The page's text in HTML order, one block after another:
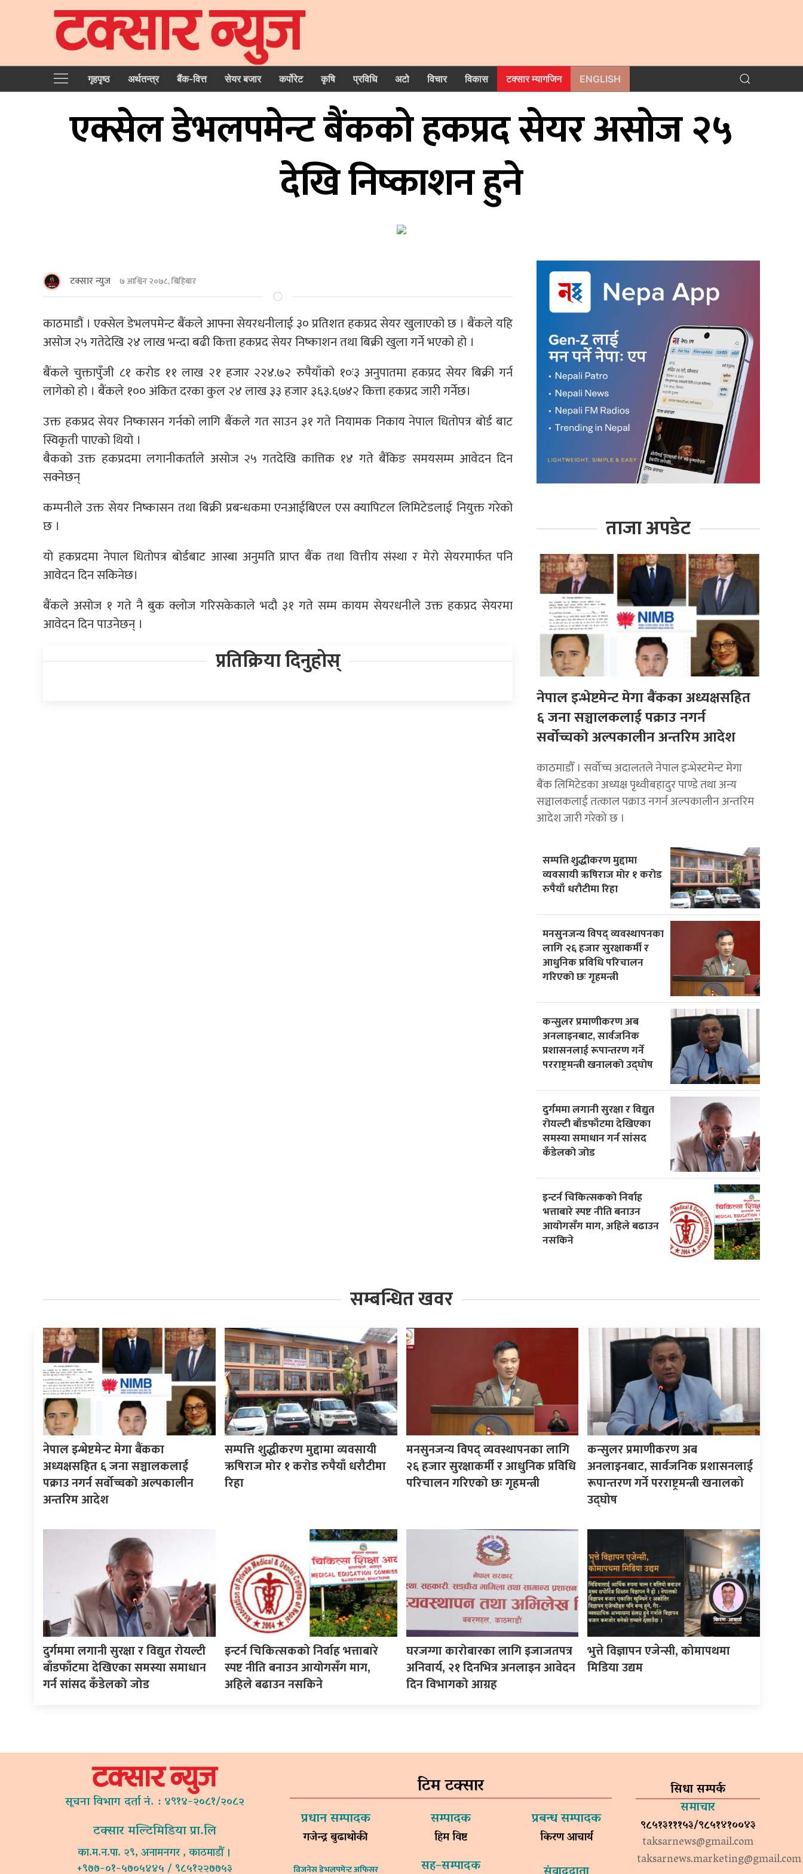
गृहपृष्‍ठ अर्थतन्त्र बैंक-वित्त सेयर बजार कर्पोरेट कृषि प्रविधि अटो विचार विकास टक्सार म्यागजिन ENGLISH
एक्सेल डेभलपमेन्ट बैंकको हकप्रद सेयर असोज २५
देखि निष्काशन हुने
टक्सार न्युज ७ आश्विन २०७८, बिहिबार
काठमाडौं । एक्सेल डेभलपमेन्ट बैंकले आफ्ना सेयरधनीलाई ३० प्रतिशत हकप्रद सेयर खुलाएको छ । बैंकले यहि
असोज २५ गतेदेखि २४ लाख भन्दा बढी कित्ता हकप्रद सेयर निष्काशन तथा बिक्री खुला गर्ने भएको हो ।
बैंकले चुक्तापुँजी ८१ करोड ११ लाख २१ हजार २२४.७२ रुपैयाँको १०ः३ अनुपातमा हकप्रद सेयर बिक्री गर्न
लागेको हो । बैंकले १०० अंकित दरका कुल २४ लाख ३३ हजार ३६३.६७४२ कित्ता हकप्रद जारी गर्नेछ।
उक्त हकप्रद सेयर निष्कासन गर्नको लागि बैंकले गत साउन ३१ गते नियामक निकाय नेपाल धितोपत्र बोर्ड बाट
स्विकृती पाएको थियो ।
बैकको उक्त हकप्रदमा लगानीकर्ताले असोज २५ गतदेखि कात्तिक १४ गते बैंकिङ समयसम्म आवेदन दिन
सक्नेछन्
कम्पनीले उक्त सेयर निष्कासन तथा बिक्री प्रबन्धकमा एनआईबिएल एस क्यापिटल लिमिटेडलाई नियुक्त गरेको
छ ।
यो हकप्रदमा नेपाल धितोपत्र बोर्डबाट आस्बा अनुमति प्राप्त बैंक तथा वित्तीय संस्था र मेरो सेयरमार्फत पनि
आवेदन दिन सकिनेछ।
बैंकले असोज १ गते नै बुक क्लोज गरिसकेकाले भदौ ३१ गते सम्म कायम सेयरधनीले उक्त हकप्रद सेयरमा
आवेदन दिन पाउनेछन् ।
प्रतिक्रिया दिनुहोस्
ताजा अपडेट
नेपाल इन्भेष्टमेन्ट मेगा बैंकका अध्यक्षसहित
६ जना सञ्चालकलाई पक्राउ नगर्न
सर्वोच्चको अल्पकालीन अन्तरिम आदेश
काठमाडौँ । सर्वोच्च अदालतले नेपाल इन्भेस्टमेन्ट मेगा
बैंक लिमिटेडका अध्यक्ष पृथ्वीबहादुर पाण्डे तथा अन्य
सञ्चालकलाई तत्काल पक्राउ नगर्न अल्पकालीन अन्तरिम
आदेश जारी गरेको छ ।
सम्पत्ति शुद्धीकरण मुद्दामा
व्यवसायी ऋषिराज मोर १ करोड
रुपैयाँ धरौटीमा रिहा
मनसुनजन्य विपद् व्यवस्थापनका
लागि २६ हजार सुरक्षाकर्मी र
आधुनिक प्रविधि परिचालन
गरिएको छः गृहमन्त्री
कन्सुलर प्रमाणीकरण अब
अनलाइनबाट, सार्वजनिक
प्रशासनलाई रूपान्तरण गर्ने
परराष्ट्रमन्त्री खनालको उद्घोष
दुर्गममा लगानी सुरक्षा र विद्युत
रोयल्टी बाँडफाँटमा देखिएका
समस्या समाधान गर्न सांसद
कँडेलको जोड
इन्टर्न चिकित्सकको निर्वाह
भत्ताबारे स्पष्ट नीति बनाउन
आयोगसँग माग, अहिले बढाउन
नसकिने
सम्बन्धित खवर
नेपाल इन्भेष्टमेन्ट मेगा बैंकका
अध्यक्षसहित ६ जना सञ्चालकलाई
पक्राउ नगर्न सर्वोच्चको अल्पकालीन
अन्तरिम आदेश
सम्पत्ति शुद्धीकरण मुद्दामा व्यवसायी
ऋषिराज मोर १ करोड रुपैयाँ धरौटीमा
रिहा
मनसुनजन्य विपद् व्यवस्थापनका लागि
२६ हजार सुरक्षाकर्मी र आधुनिक प्रविधि
परिचालन गरिएको छः गृहमन्त्री
कन्सुलर प्रमाणीकरण अब
अनलाइनबाट, सार्वजनिक प्रशासनलाई
रूपान्तरण गर्ने परराष्ट्रमन्त्री खनालको
उद्घोष
दुर्गममा लगानी सुरक्षा र विद्युत रोयल्टी
बाँडफाँटमा देखिएका समस्या समाधान
गर्न सांसद कँडेलको जोड
इन्टर्न चिकित्सकको निर्वाह भत्ताबारे
स्पष्ट नीति बनाउन आयोगसँग माग,
अहिले बढाउन नसकिने
घरजग्गा कारोबारका लागि इजाजतपत्र
अनिवार्य, २१ दिनभित्र अनलाइन आवेदन
दिन विभागको आग्रह
भुत्ते विज्ञापन एजेन्सी, कोमापथमा
मिडिया उद्यम
सूचना विभाग दर्ता नं. : ४९१४-२०८१/२०८२
टक्सार मल्टिमिडिया प्रा.लि
का.म.न.पा. २९, अनामनगर , काठमाडौं ।
+९७७-०१-५७०५४४५ / ९८५१२२७७५३
टिम टक्सार
प्रधान सम्पादक
गजेन्द्र बुढाथोकी
सम्पादक
हिम विष्ट
प्रबन्ध सम्पादक
किरण आचार्य
विजनेस डेभलपमेन्ट अफिसर सह–सम्पादक
सिधा सम्पर्क
समाचार
९८५१३१११५३/९८५१४१००४३
taksarnews@gmail.com
taksarnews.marketing@gmail.com